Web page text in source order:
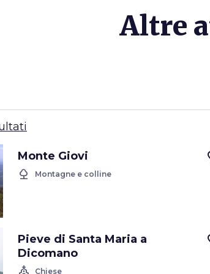
Altre
Monte Giovi
nature Montagne e colline
Pieve di Santa Maria a
Dicomano
Chiese